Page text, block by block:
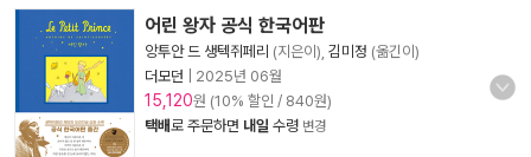
어린 왕자 공식 한국어판
앙투안 드 생텍쥐페리 (지은이), 김미정 (옮긴이)
더모던
2025년 06월
15,120원 (10% 할인 / 840원)
택배로 주문하면 내일 수령 변경